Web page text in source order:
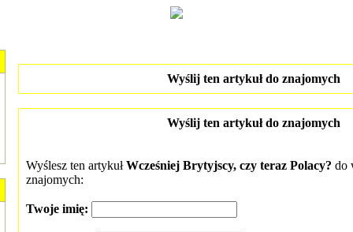
Wyślij ten artykuł do znajomych
Wyślij ten artykuł do znajomych
Wyślesz ten artykułWcześniej Brytyjscy, czy teraz Polacy? do
znajomych:
Twoje imię: